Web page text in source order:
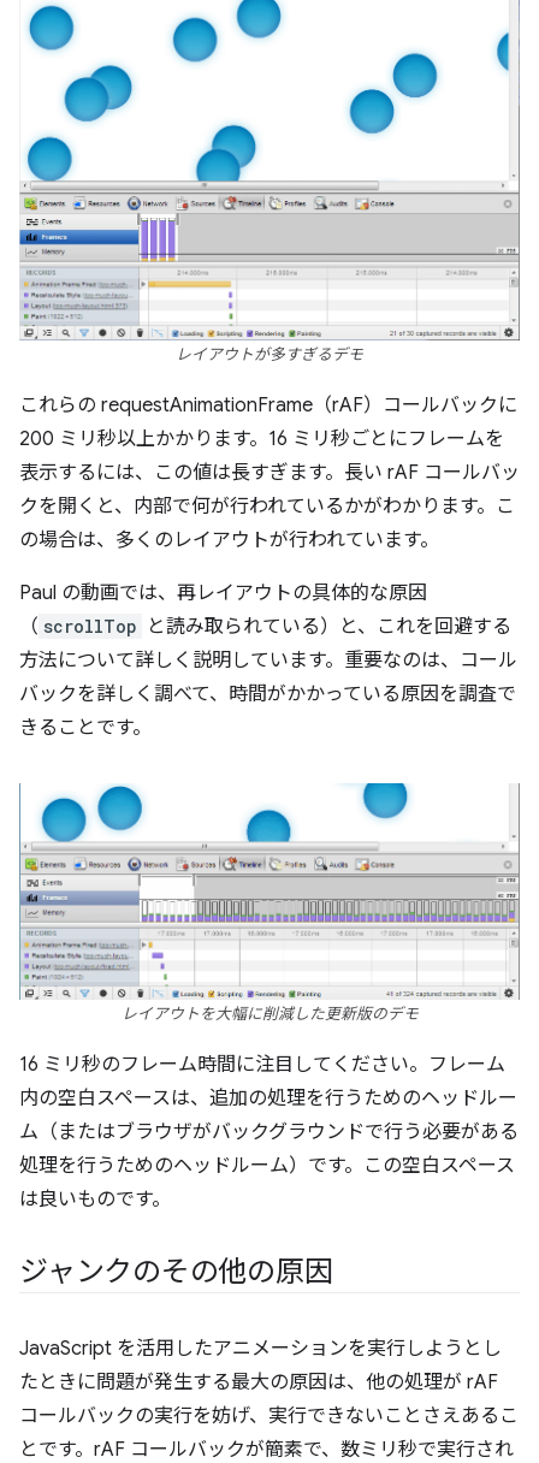
レイアウトが多すぎるデモ
これらの requestAnimationFrame（rAF）コールバックに
200 ミリ秒以上かかります。16 ミリ秒ごとにフレームを
表示するには、この値は長すぎます。長い rAF コールバッ
クを開くと、内部で何が行われているかがわかります。こ
の場合は、多くのレイアウトが行われています。
Paul の動画では、再レイアウトの具体的な原因
（ scrollTop
と読み取られている）と、これを回避する
方法について詳しく説明しています。重要なのは、コール
バックを詳しく調べて、時間がかかっている原因を調査で
きることです。
レイアウトを大幅に削減した更新版のデモ
16 ミリ秒のフレーム時間に注目してください。フレーム
内の空白スペースは、追加の処理を行うためのヘッドルー
ム（またはブラウザがバックグラウンドで行う必要がある
処理を行うためのヘッドルーム）です。この空白スペース
は良いものです。
ジャンクのその他の原因
JavaScript を活用したアニメーションを実行しようとし
たときに問題が発生する最大の原因は、他の処理が rAF
コールバックの実行を妨げ、実行できないことさえあるこ
とです。rAF コールバックが簡素で、数ミリ秒で実行され